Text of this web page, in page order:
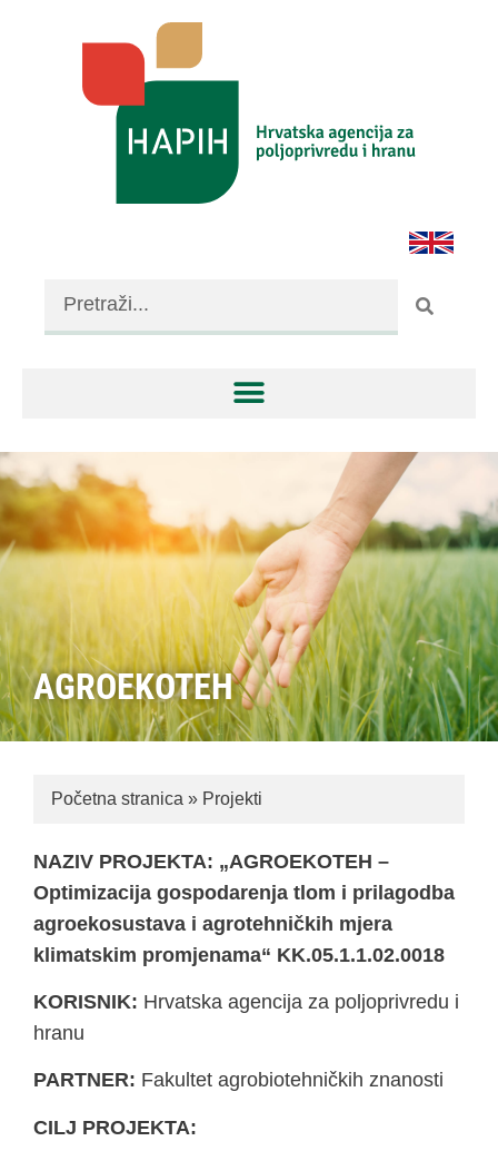
AGROEKOTEH
Početna stranica » Projekti
NAZIV PROJEKTA: „AGROEKOTEH –
Optimizacija gospodarenja tlom i prilagodba
agroekosustava i agrotehničkih mjera
klimatskim promjenama“ KK.05.1.1.02.0018
KORISNIK: Hrvatska agencija za poljoprivredu i
hranu
PARTNER: Fakultet agrobiotehničkih znanosti
CILJ PROJEKTA: